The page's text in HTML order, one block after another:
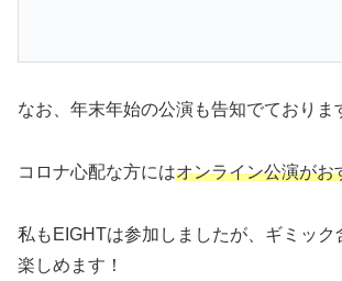
なお、年末年始の公演も告知でておりま
コロナ心配な方にはオンライン公演がお
私もEIGHTは参加しましたが、ギミック
楽しめます！